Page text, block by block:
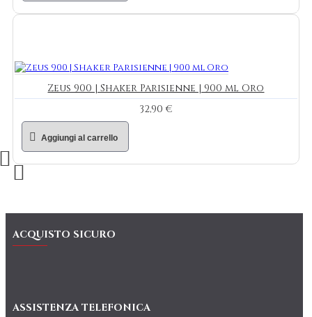
Zeus 900 | Shaker Parisienne | 900 ml Oro
32,90 €
Aggiungi al carrello
ACQUISTO SICURO
ASSISTENZA TELEFONICA